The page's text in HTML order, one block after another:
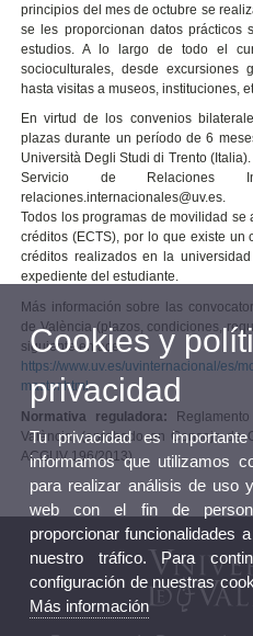
principios del mes de octubre se
se les proporcionan datos
estudios. A lo largo de todo el
socioculturales, desde excursiones
hasta visitas a museos, instituciones,
En virtud de los convenios
plazas durante un período de 6
Università Degli Studi di Trento
Servicio de Relaciones
relaciones.internacionales@uv.es.
Todos los programas de movilidad
créditos (ECTS), por lo que existe
créditos realizados en la
expediente del estudiante.
Más información sobre las
de València (plazos, condiciones,
siguiente enlace:
https://www.uv.es/uvinternacional/es/
master.html
Normativa reguladora:
València, (aprobado en Consejo de
ACGUV 196/2013).
Cookies y
privacidad
Tu privacidad es
informamos que utilizamos
para realizar análisis de uso
web con el fin de
proporcionar funcionalidades
nuestro tráfico. Para
configuración de nuestras
Más información